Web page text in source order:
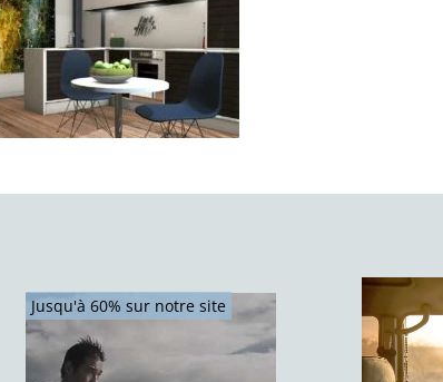
Jusqu'à 60% sur notre site